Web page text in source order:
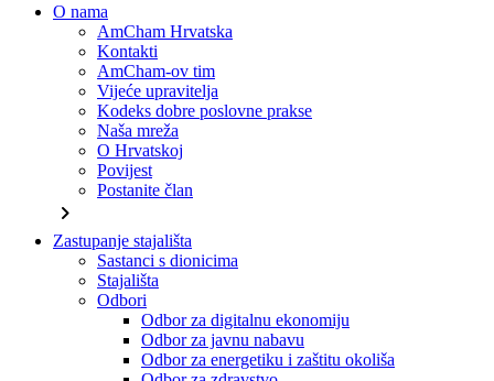
O nama
AmCham Hrvatska
Kontakti
AmCham-ov tim
Vijeće upravitelja
Kodeks dobre poslovne prakse
Naša mreža
O Hrvatskoj
Povijest
Postanite član
chevron_right
Zastupanje stajališta
Sastanci s dionicima
Stajališta
Odbori
Odbor za digitalnu ekonomiju
Odbor za javnu nabavu
Odbor za energetiku i zaštitu okoliša